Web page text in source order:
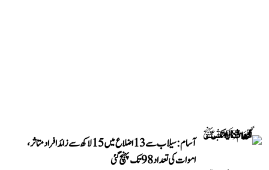
آسام: سیلاب سے 13 اضلاع میں 15 لاکھ سے زائد افراد متاثر،
اموات کی تعداد 98 تک پہنچ گئی